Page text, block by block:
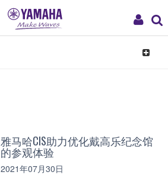
My
Toggle
雅马哈CIS助力优化戴高乐纪念馆
的参观体验
2021年07月30日